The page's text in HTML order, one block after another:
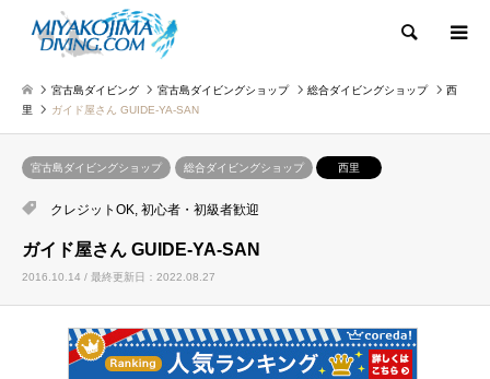
検索
宮古島ダイビング 宮古島ダイビングショップ 総合ダイビングショップ
西
里
ガイド屋さん GUIDE-YA-SAN
宮古島ダイビングショップ 総合ダイビングショップ 西里
クレジットOK 初心者・初級者歓迎
ガイド屋さん GUIDE-YA-SAN
2016.10.14 / 最終更新日：2022.08.27